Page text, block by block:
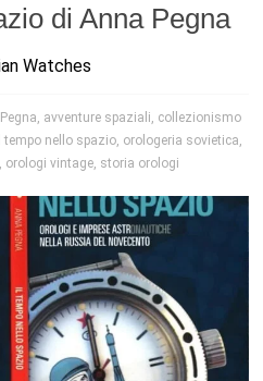
di Anna Pegna
Watches
, avventure spaziali, collezionismo
Il tempo nello spazio, orologeria sovietica,
, orologi vintage, storia orologi